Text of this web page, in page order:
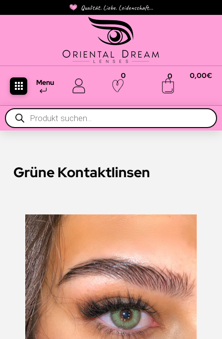
Qualität. Liebe. Leidenschaft...
Menu
0 0 0,00€
Products
search
Grüne Kontaktlinsen